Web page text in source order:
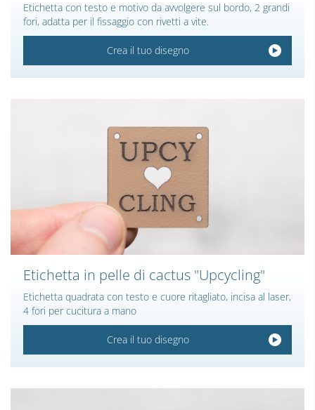
Etichetta con testo e motivo da avvolgere sul bordo, 2 grandi
fori, adatta per il fissaggio con rivetti a vite.
Crea il tuo disegno
Etichetta in pelle di cactus "Upcycling"
Etichetta quadrata con testo e cuore ritagliato, incisa al laser,
4 fori per cucitura a mano
Crea il tuo disegno